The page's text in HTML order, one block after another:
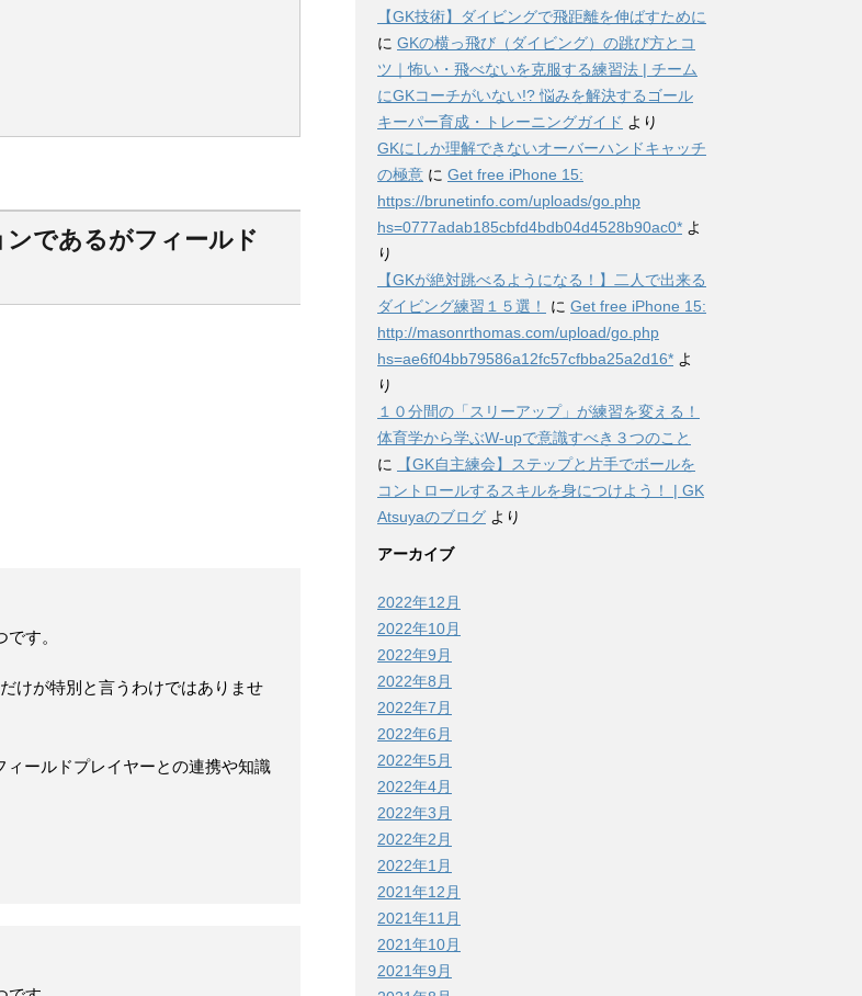
であるがフィールド
す。
けが特別と言うわけではありませ
ールドプレイヤーとの連携や知識
【GK技術】ダイビングで飛距離を伸ばすために
に GKの横っ飛び（ダイビング）の跳び方とコ
ツ｜怖い・飛べないを克服する練習法 | チーム
にGKコーチがいない!? 悩みを解決するゴール
キーパー育成・トレーニングガイド より
GKにしか理解できないオーバーハンドキャッチ
の極意 に Get free iPhone 15:
https://brunetinfo.com/uploads/go.php
hs=0777adab185cbfd4bdb04d4528b90ac0* よ
り
【GKが絶対跳べるようになる！】二人で出来る
ダイビング練習１５選！
に Get free iPhone 15:
http://masonrthomas.com/upload/go.php
hs=ae6f04bb79586a12fc57cfbba25a2d16* よ
り
１０分間の「スリーアップ」が練習を変える！
体育学から学ぶW-upで意識すべき３つのこと
に
【GK自主練会】ステップと片手でボールを
コントロールするスキルを身につけよう！ | GK
Atsuyaのブログ より
アーカイブ
2022年12月
2022年10月
2022年9月
2022年8月
2022年7月
2022年6月
2022年5月
2022年4月
2022年3月
2022年2月
2022年1月
2021年12月
2021年11月
2021年10月
2021年9月